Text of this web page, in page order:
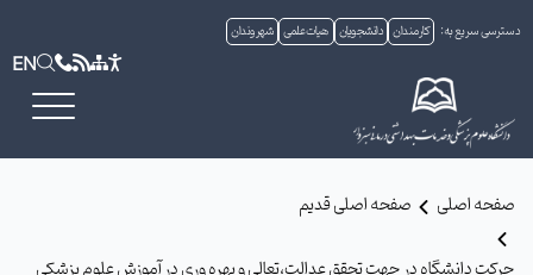
دسترسی سریع به: کارمندان دانشجویان هیات علمی شهروندان
EN
صفحه اصلی صفحه اصلی قدیم
حرکت دانشگاه در جهت تحقق عدالت،تعالی و بهره وری در آموزش علوم پزشکی